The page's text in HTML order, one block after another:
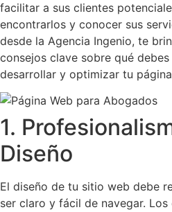
facilitar a sus clientes
encontrarlos y conocer sus
desde la Agencia Ingenio, te
consejos clave sobre qué
desarrollar y optimizar tu
1.
Diseño
El diseño de tu sitio web debe
ser claro y fácil de navegar.